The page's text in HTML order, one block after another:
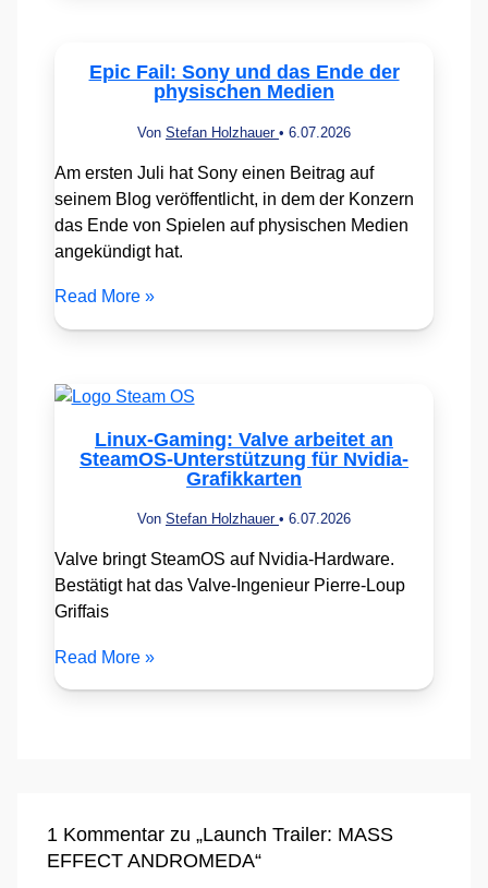
Epic Fail: Sony und das Ende der
physischen Medien
Von Stefan Holzhauer • 6.07.2026
Am ersten Juli hat Sony einen Beitrag auf
seinem Blog veröffentlicht, in dem der Konzern
das Ende von Spielen auf physischen Medien
angekündigt hat.
Read More »
Linux-Gaming: Valve arbeitet an
SteamOS-Unterstützung für Nvidia-
Grafikkarten
Von Stefan Holzhauer • 6.07.2026
Valve bringt SteamOS auf Nvidia-Hardware.
Bestätigt hat das Valve-Ingenieur Pierre-Loup
Griffais
Read More »
1 Kommentar zu „Launch Trailer: MASS
EFFECT ANDROMEDA“